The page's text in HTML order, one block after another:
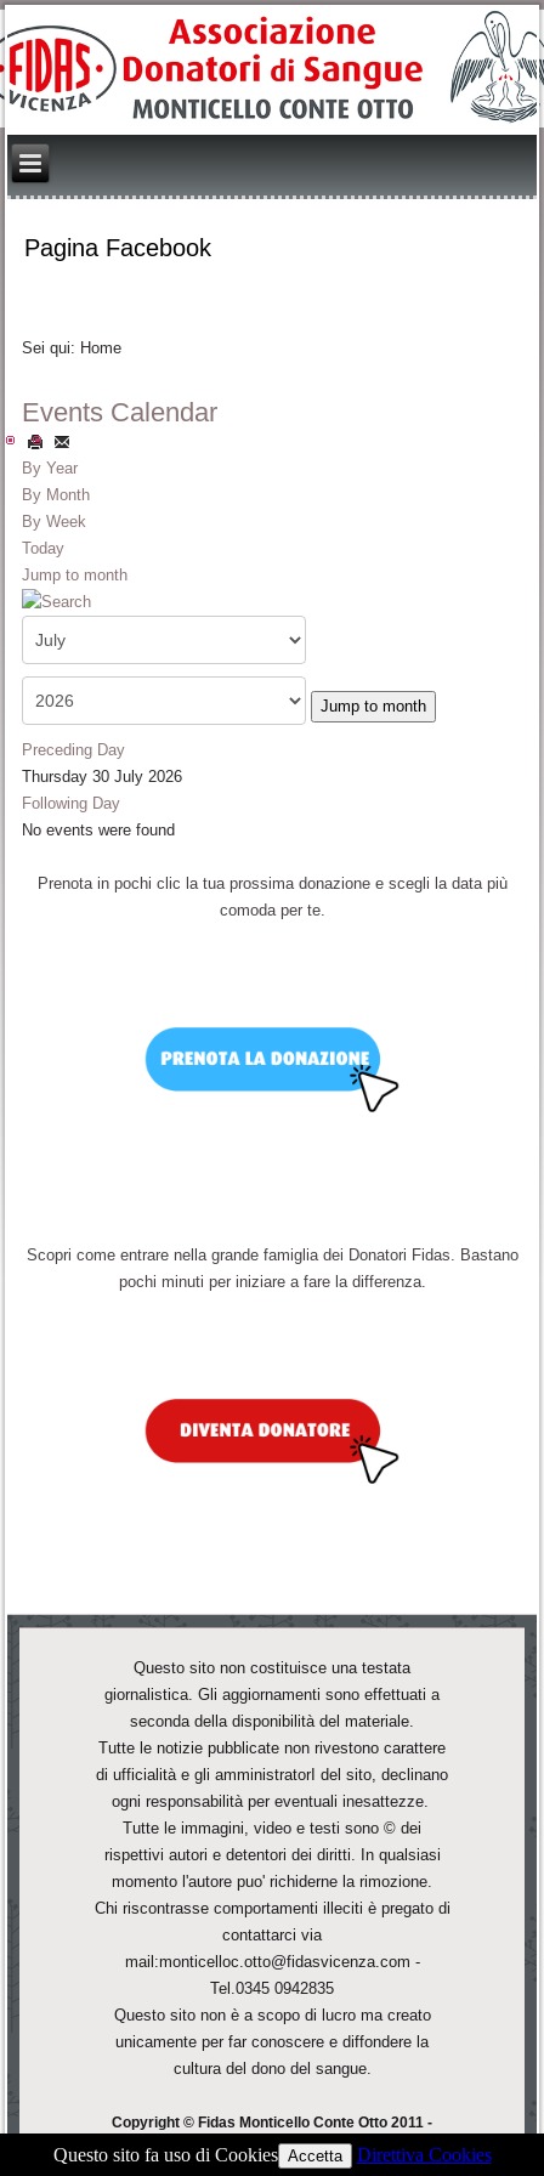
Pagina Facebook
Sei qui: Home
Events Calendar
By Year
By Month
By Week
Today
Jump to month
Jump to month
Preceding Day
Thursday 30 July 2026
Following Day
No events were found
Prenota in pochi clic la tua prossima donazione e scegli la data più
comoda per te.
Scopri come entrare nella grande famiglia dei Donatori Fidas. Bastano
pochi minuti per iniziare a fare la differenza.
Questo sito non costituisce una testata
giornalistica. Gli aggiornamenti sono effettuati a
seconda della disponibilità del materiale.
Tutte le notizie pubblicate non rivestono carattere
di ufficialità e gli amministratorI del sito, declinano
ogni responsabilità per eventuali inesattezze.
Tutte le immagini, video e testi sono © dei
rispettivi autori e detentori dei diritti. In qualsiasi
momento l'autore puo' richiderne la rimozione.
Chi riscontrasse comportamenti illeciti è pregato di
contattarci via
mail:monticelloc.otto@fidasvicenza.com -
Tel.0345 0942835
Questo sito non è a scopo di lucro ma creato
unicamente per far conoscere e diffondere la
cultura del dono del sangue.
Copyright © Fidas Monticello Conte Otto 2011 -
F.Corà - All Rights Reserved.
Questo sito fa uso di Cookies Accetta Direttiva Cookies